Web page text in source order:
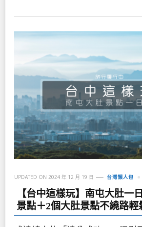
UPDATED ON 2024 年 12 月 19 日 台灣懶人包
【台中這樣玩】南屯大肚一
景點＋2個大肚景點不繞路輕